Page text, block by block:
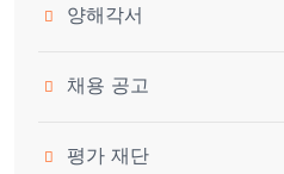
양해각서
채용 공고
평가 재단